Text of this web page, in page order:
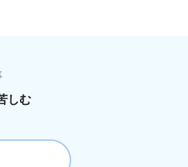
しむ